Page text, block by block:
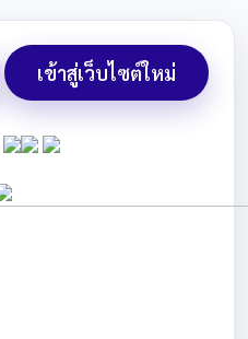
เข้าสู่เว็บไซต์ใหม่